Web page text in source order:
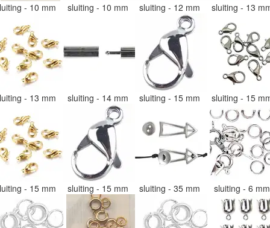
- 10 mm sluiting - 10 mm sluiting - 12 mm sluiting - 13
- 13 mm sluiting - 14 mm sluiting - 15 mm sluiting - 15
- 15 mm sluiting - 15 mm sluiting - 35 mm sluiting - 6